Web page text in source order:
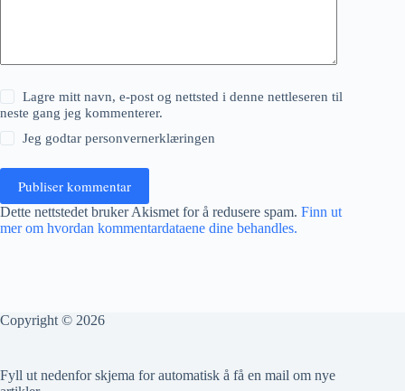
Lagre mitt navn, e-post og nettsted i denne nettleseren til
neste gang jeg kommenterer.
Jeg godtarpersonvernerklæringen
Publiser kommentar
Dette nettstedet bruker Akismet for å redusere spam. Finn ut
mer om hvordan kommentardataene dine behandles.
Copyright © 2026
Fyll ut nedenfor skjema for automatisk å få en mail om nye